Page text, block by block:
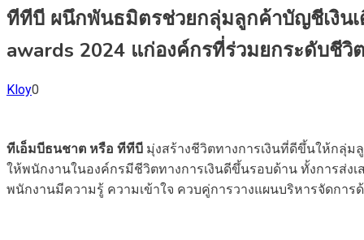
ทีทีบี ผนึกพันธมิตรช่วยกลุ่มลูกค้าบัญชีเงิน
awards 2024 แก่องค์กรที่ร่วมยกระดับชีวิ
Kloy0
ทีเอ็มบีธนชาต หรือ ทีทีบี มุ่งสร้างชีวิตทางการเงินที่ดีขึ้นให้กลุ่ม
ให้พนักงานในองค์กรมีชีวิตทางการเงินดีขึ้นรอบด้าน ทั้งการส่ง
พนักงานมีความรู้ ความเข้าใจ ควบคู่การวางแผนบริหารจัดการ